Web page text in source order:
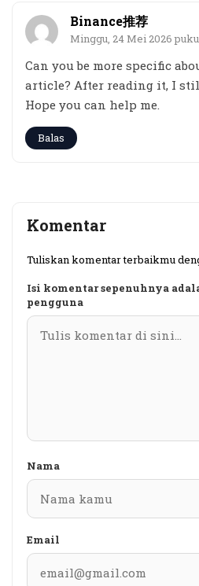
Binance推荐
Minggu, 24 Mei 2026
Can you be more specific
article? After reading it, I
Hope you can help me.
Balas
Komentar
Tuliskan komentar terbaikmu
Isi komentar sepenuhnya
pengguna
Nama
Email